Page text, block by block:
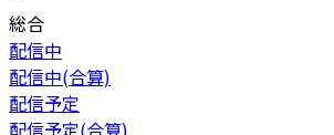
総合
配信中
配信中(合算)
配信予定
配信予定(合算)